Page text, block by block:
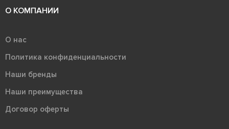
О КОМПАНИИ
О нас
Политика конфиденциальности
Наши бренды
Наши преимущества
Договор оферты